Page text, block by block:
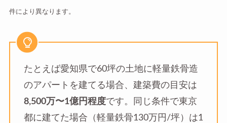
件により異なります。
たとえば愛知県で60坪の土地に軽量鉄骨造
のアパートを建てる場合、建築費の目安は
8,500万〜1億円程度です。同じ条件で東京
都に建てた場合（軽量鉄骨130万円/坪）は1